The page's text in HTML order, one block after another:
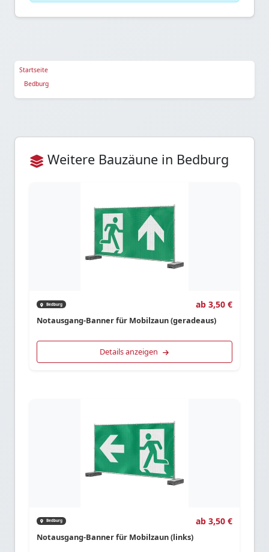
Startseite
Bedburg
Weitere Bauzäune in Bedburg
Bedburg ab 3,50 €
Notausgang-Banner für Mobilzaun (geradeaus)
Details anzeigen
Bedburg ab 3,50 €
Notausgang-Banner für Mobilzaun (links)